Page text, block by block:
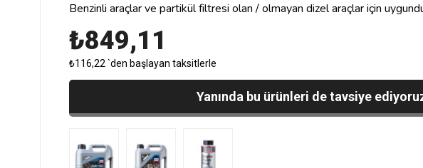
Benzinli araçlar ve partikül filtresi olan / olmayan dizel araçlar için
₺849,11
₺116,22 `den başlayan taksitlerle
Yanında bu ürünleri de tavsiye